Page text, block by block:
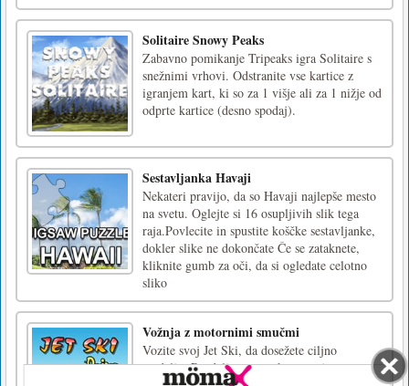
Solitaire Snowy Peaks
Zabavno pomikanje Tripeaks igra Solitaire s
snežnimi vrhovi. Odstranite vse kartice z
igranjem kart, ki so za 1 višje ali za 1 nižje od
odprte kartice (desno spodaj).
Sestavljanka Havaji
Nekateri pravijo, da so Havaji najlepše mesto
na svetu. Oglejte si 16 osupljivih slik tega
raja.Povlecite in spustite koščke sestavljanke,
dokler slike ne dokončate Če se zataknete,
kliknite gumb za oči, da si ogledate celotno
sliko
Vožnja z motornimi smučmi
Vozite svoj Jet Ski, da dosežete ciljno
razdaljo. Razdalja se z vsako stopnjo